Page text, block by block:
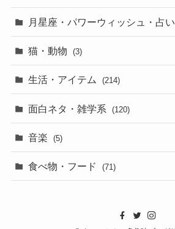
月星座・パワーウィッシュ・占い
猫・動物 (3)
生活・アイテム (214)
面白ネタ・雑学系 (120)
音楽 (5)
食べ物・フード (71)